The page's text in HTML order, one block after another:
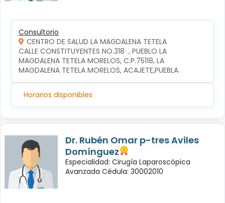
Consultorio
CENTRO DE SALUD LA MAGDALENA TETELA
CALLE CONSTITUYENTES NO.318  , PUEBLO LA
MAGDALENA TETELA MORELOS, C.P.75118, LA
MAGDALENA TETELA MORELOS, ACAJETE,PUEBLA
Horarios disponibles
Dr. Rubén Omar p-tres Aviles
Domínguez
Especialidad: Cirugía Laparoscópica
Avanzada Cédula: 30002010